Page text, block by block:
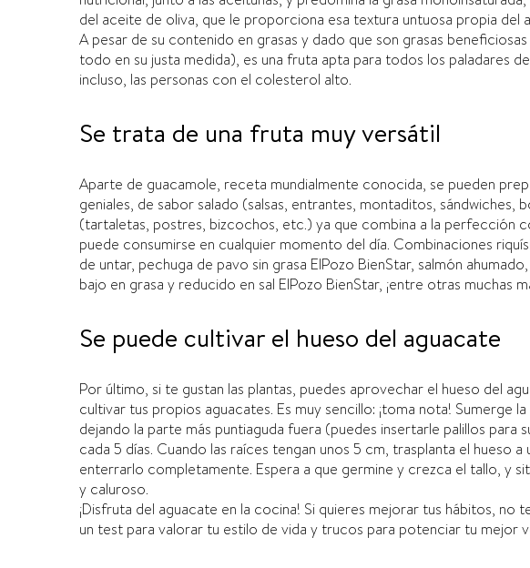
del aceite de oliva, que le proporciona esa textura untuosa propia del
A pesar de su contenido en grasas y dado que son grasas
todo en su justa medida), es una fruta apta para todos los paladares
incluso, las personas con el colesterol alto.
Se trata de una fruta muy versátil
Aparte de guacamole, receta mundialmente conocida, se pueden
geniales, de sabor salado (salsas, entrantes, montaditos, sándwiches,
(tartaletas, postres, bizcochos, etc.) ya que combina a la perfección
puede consumirse en cualquier momento del dí­a. Combinaciones
de untar, pechuga de pavo sin grasa ElPozo BienStar, salmón
bajo en grasa y reducido en sal ElPozo BienStar, ¡entre otras muchas
Se puede cultivar el hueso del aguacate
Por último, si te gustan las plantas, puedes aprovechar el hueso del
cultivar tus propios aguacates. Es muy sencillo: ¡toma nota! Sumerge
dejando la parte más puntiaguda fuera (puedes insertarle palillos para
cada 5 dí­as. Cuando las raí­ces tengan unos 5 cm, trasplanta el hueso
enterrarlo completamente. Espera a que germine y crezca el tallo, y
y caluroso.
¡Disfruta del aguacate en la cocina! Si quieres mejorar tus hábitos, no
un test para valorar tu estilo de vida y trucos para potenciar tu mejor